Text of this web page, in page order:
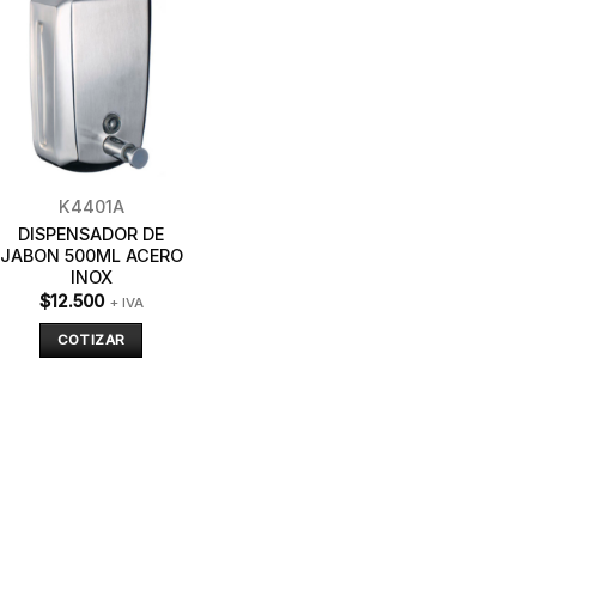
K4401A
DISPENSADOR DE
JABON 500ML ACERO
INOX
$12.500 + IVA
COTIZAR